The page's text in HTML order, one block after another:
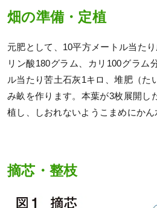
畑の準備・定植
元肥として、10平方メートル当た
リン酸180グラム、カリ100グラム
ル当たり苦土石灰1キロ、堆肥（た
み畝を作ります。本葉が3枚展開し
植し、しおれないようこまめにかん
摘芯・整枝